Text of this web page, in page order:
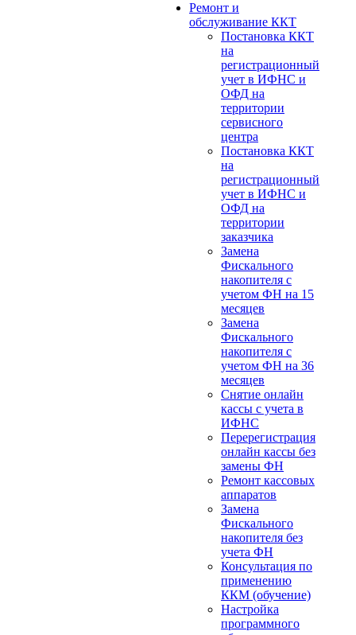
Ремонт и
обслуживание ККТ
Постановка ККТ
на
регистрационный
учет в ИФНС и
ОФД на
территории
сервисного
центра
Постановка ККТ
на
регистрационный
учет в ИФНС и
ОФД на
территории
заказчика
Замена
Фискального
накопителя с
учетом ФН на 15
месяцев
Замена
Фискального
накопителя с
учетом ФН на 36
месяцев
Снятие онлайн
кассы с учета в
ИФНС
Перерегистрация
онлайн кассы без
замены ФН
Ремонт кассовых
аппаратов
Замена
Фискального
накопителя без
учета ФН
Консультация по
применению
ККМ (обучение)
Настройка
программного